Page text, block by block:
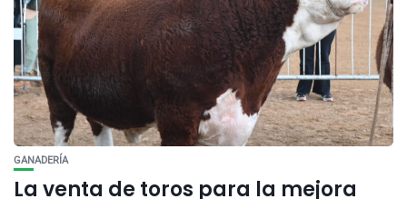
GANADERÍA
La venta de toros para la mejora